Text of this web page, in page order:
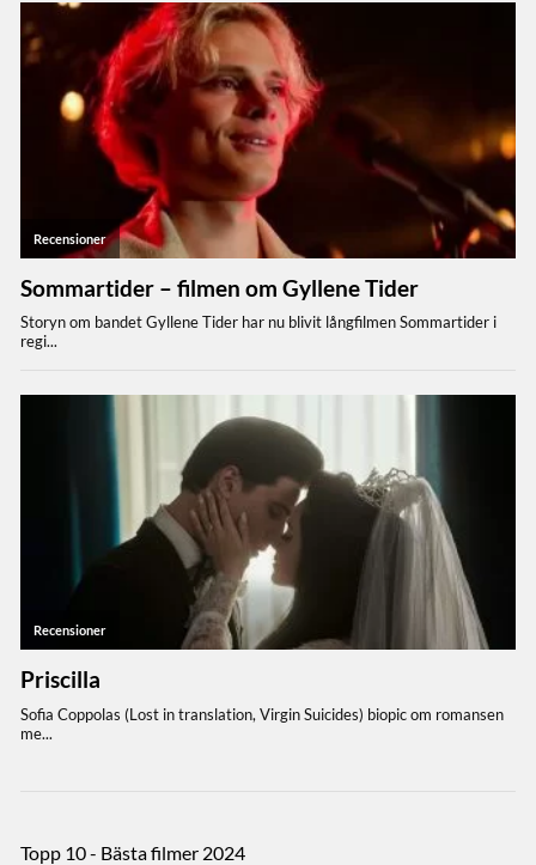
Topp 10 - Bästa filmer 2024